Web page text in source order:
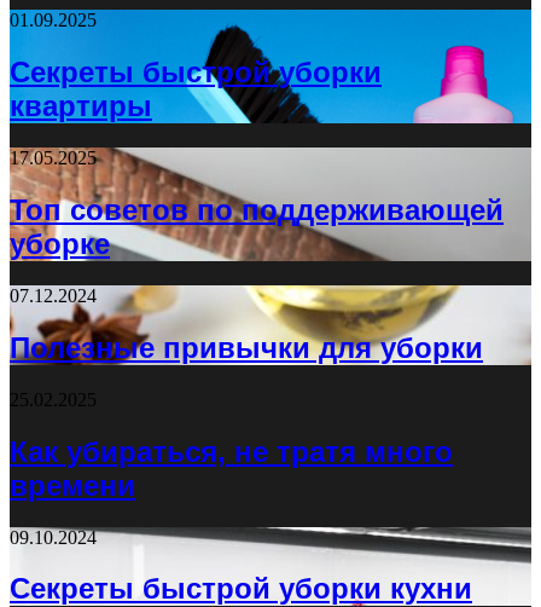
01.09.2025
Секреты быстрой уборки
квартиры
17.05.2025
Топ советов по поддерживающей
уборке
07.12.2024
Полезные привычки для уборки
25.02.2025
Как убираться, не тратя много
времени
09.10.2024
Секреты быстрой уборки кухни